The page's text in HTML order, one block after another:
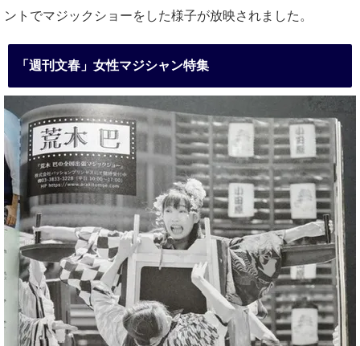
ントでマジックショーをした様子が放映されました。
「週刊文春」女性マジシャン特集